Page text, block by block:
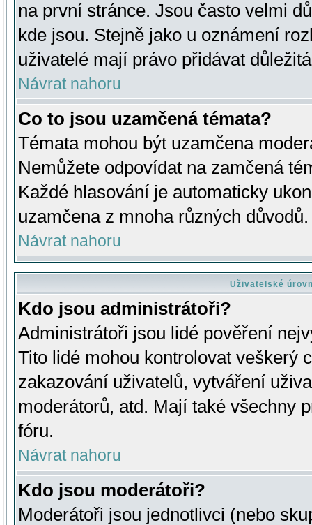
na první stránce. Jsou často velmi
kde jsou. Stejně jako u oznámení
uživatelé mají právo přidávat
Návrat nahoru
Co to jsou uzamčená témata?
Témata mohou být uzamčena
Nemůžete odpovídat na zamčená
Každé hlasování je automaticky
uzamčena z mnoha různých důvodů.
Návrat nahoru
Uživatelské
Kdo jsou administrátoři?
Administrátoři jsou lidé pověření
Tito lidé mohou kontrolovat veškerý
zakazování uživatelů, vytváření
moderátorů, atd. Mají také všechny
fóru.
Návrat nahoru
Kdo jsou moderátoři?
Moderátoři jsou jednotlivci (nebo